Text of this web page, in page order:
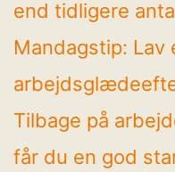
end tidligere
Mandagstip: Lav
Tilbage på
får du en god